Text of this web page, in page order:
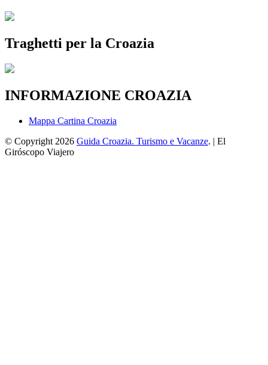
Traghetti per la Croazia
INFORMAZIONE CROAZIA
Mappa Cartina Croazia
© Copyright 2026 Guida Croazia. Turismo e Vacanze. | El
Giróscopo Viajero